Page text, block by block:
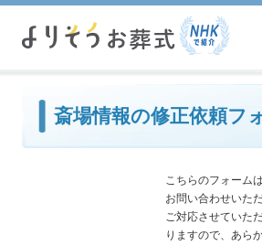
斎場情報の修正依頼フ
こちらのフォーム
お問い合わせいた
ご対応させていた
りますので、あら